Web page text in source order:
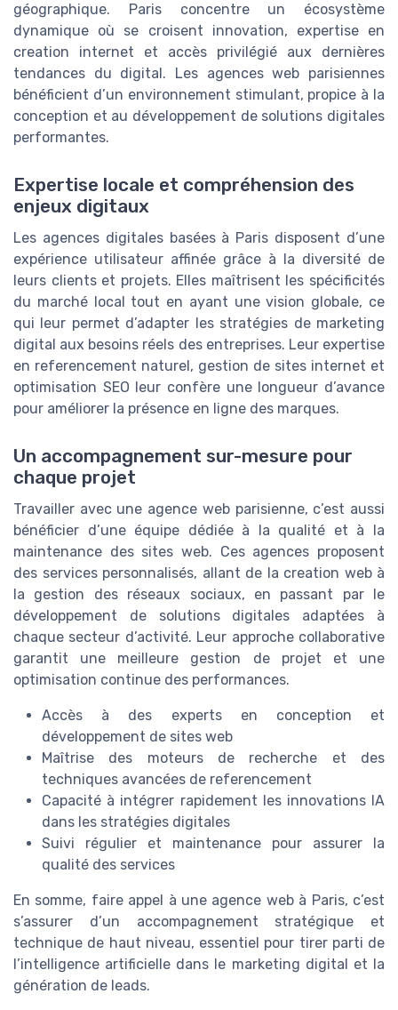
géographique. Paris concentre un écosystème
dynamique où se croisent innovation, expertise en
creation internet et accès privilégié aux dernières
tendances du digital. Les agences web parisiennes
bénéficient d’un environnement stimulant, propice à la
conception et au développement de solutions digitales
performantes.
Expertise locale et compréhension des
enjeux digitaux
Les agences digitales basées à Paris disposent d’une
expérience utilisateur affinée grâce à la diversité de
leurs clients et projets. Elles maîtrisent les spécificités
du marché local tout en ayant une vision globale, ce
qui leur permet d’adapter les stratégies de marketing
digital aux besoins réels des entreprises. Leur expertise
en referencement naturel, gestion de sites internet et
optimisation SEO leur confère une longueur d’avance
pour améliorer la présence en ligne des marques.
Un accompagnement sur-mesure pour
chaque projet
Travailler avec une agence web parisienne, c’est aussi
bénéficier d’une équipe dédiée à la qualité et à la
maintenance des sites web. Ces agences proposent
des services personnalisés, allant de la creation web à
la gestion des réseaux sociaux, en passant par le
développement de solutions digitales adaptées à
chaque secteur d’activité. Leur approche collaborative
garantit une meilleure gestion de projet et une
optimisation continue des performances.
Accès à des experts en conception et
développement de sites web
Maîtrise des moteurs de recherche et des
techniques avancées de referencement
Capacité à intégrer rapidement les innovations IA
dans les stratégies digitales
Suivi régulier et maintenance pour assurer la
qualité des services
En somme, faire appel à une agence web à Paris, c’est
s’assurer d’un accompagnement stratégique et
technique de haut niveau, essentiel pour tirer parti de
l’intelligence artificielle dans le marketing digital et la
génération de leads.